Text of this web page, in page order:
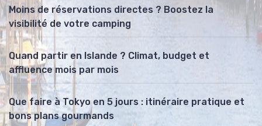
Moins de réservations directes ? Boostez la
visibilité de votre camping
Quand partir en Islande ? Climat, budget et
affluence mois par mois
Que faire à Tokyo en 5 jours : itinéraire pratique et
bons plans gourmands